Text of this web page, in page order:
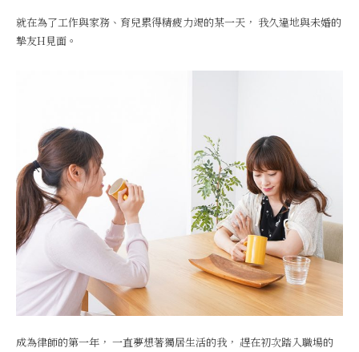
就在為了工作與家務、育兒累得精疲力竭的某一天， 我久違地與未婚的
摯友H見面。
成為律師的第一年， 一直夢想著獨居生活的我， 趕在初次踏入職場的